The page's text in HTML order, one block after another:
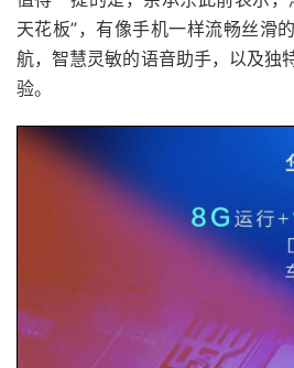
天花板”，有像手机一样流畅丝滑
航，智慧灵敏的语音助手，以及独
验。